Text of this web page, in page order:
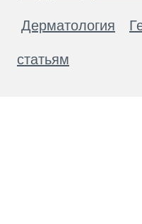
Дерматология
статьям